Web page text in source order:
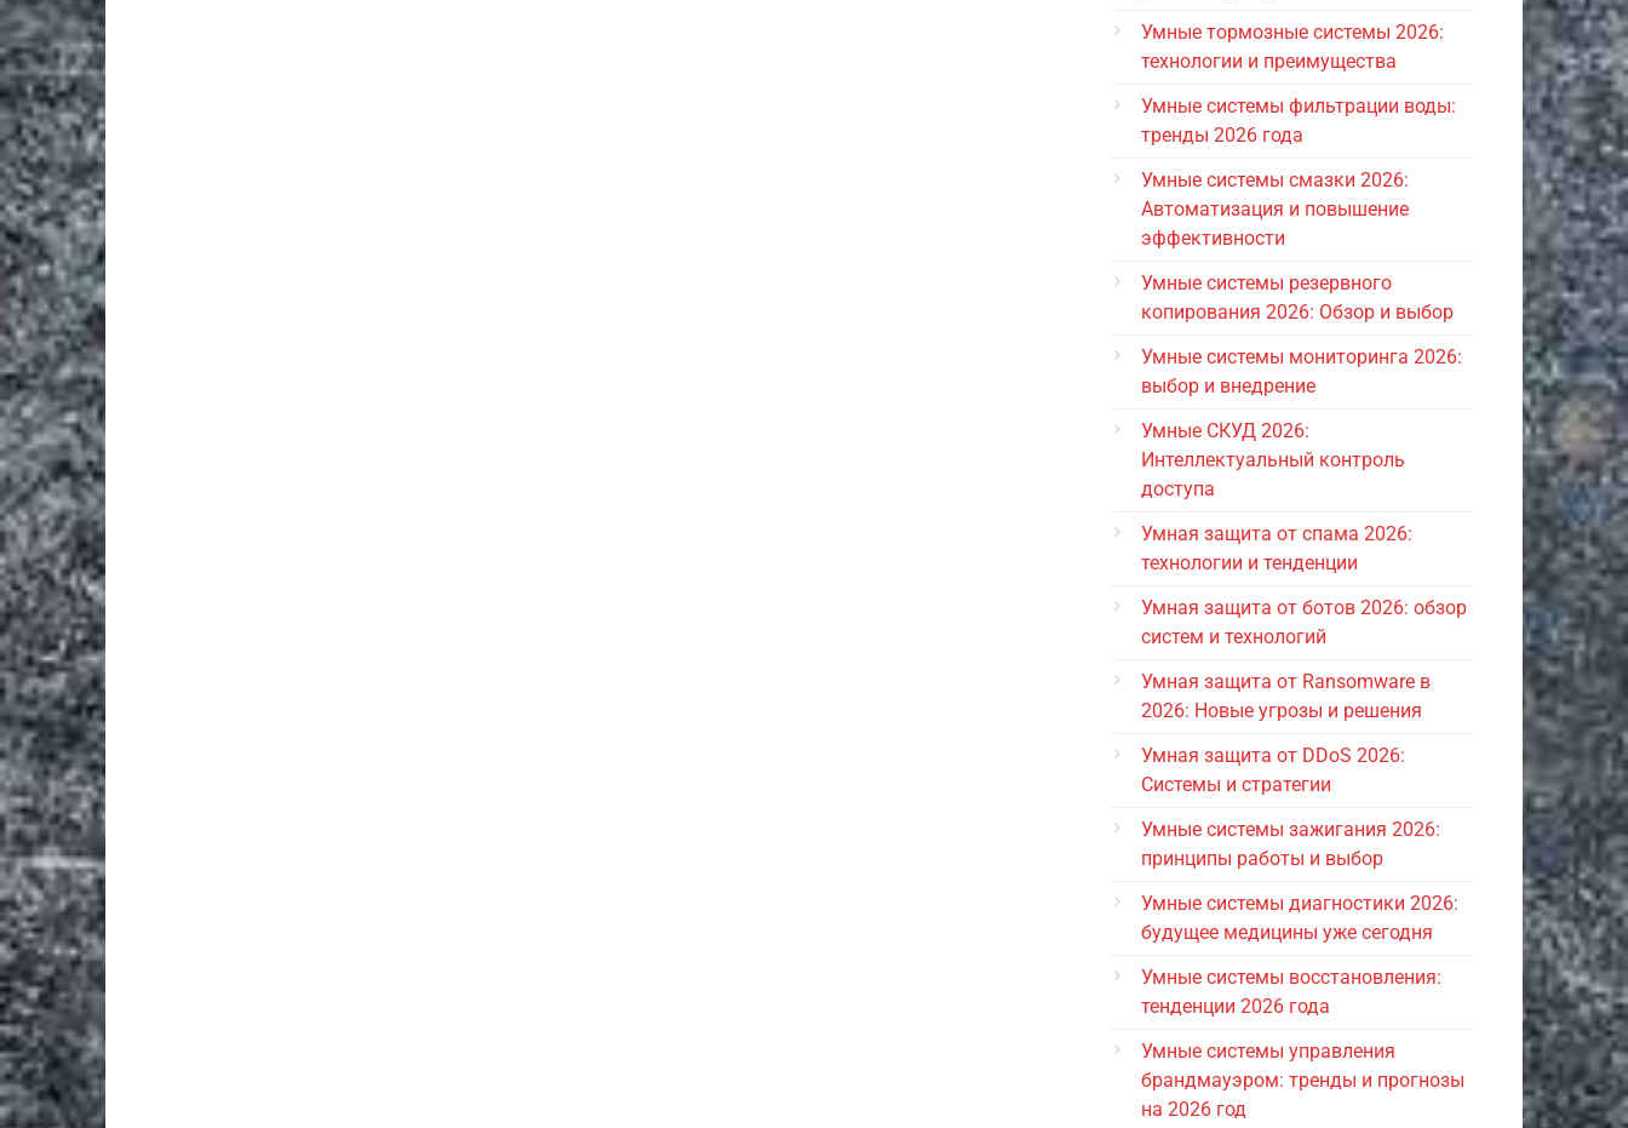
Умные тормозные системы 2026:
технологии и преимущества
Умные системы фильтрации воды:
тренды 2026 года
Умные системы смазки 2026:
Автоматизация и повышение
эффективности
Умные системы резервного
копирования 2026: Обзор и выбор
Умные системы мониторинга 2026:
выбор и внедрение
Умные СКУД 2026:
Интеллектуальный контроль
доступа
Умная защита от спама 2026:
технологии и тенденции
Умная защита от ботов 2026: обзор
систем и технологий
Умная защита от Ransomware в
2026: Новые угрозы и решения
Умная защита от DDoS 2026:
Системы и стратегии
Умные системы зажигания 2026:
принципы работы и выбор
Умные системы диагностики 2026:
будущее медицины уже сегодня
Умные системы восстановления:
тенденции 2026 года
Умные системы управления
брандмауэром: тренды и прогнозы
на 2026 год